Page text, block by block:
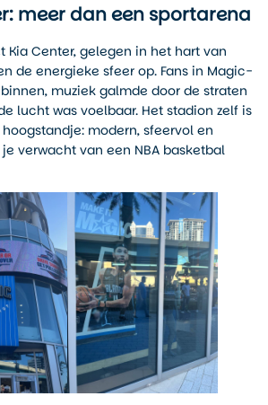
meer dan een sportarena
Kia Center, gelegen in het hart van
de energieke sfeer op. Fans in Magic-
muziek galmde door de straten
lucht was voelbaar. Het stadion zelf is
modern, sfeervol en
verwacht van een NBA basketbal